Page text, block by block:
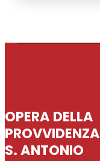
OPERA DELLA
PROVVIDENZA
S. ANTONIO